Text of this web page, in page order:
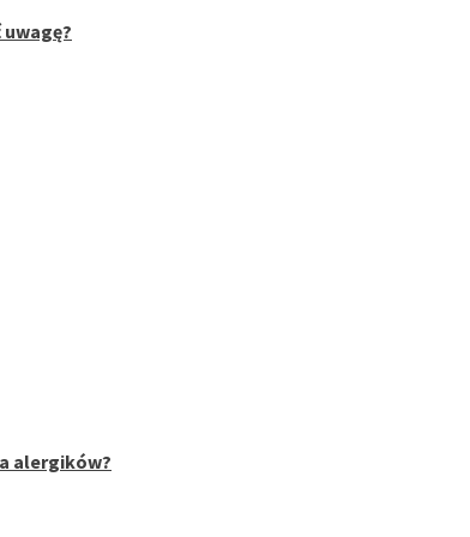
alergików?